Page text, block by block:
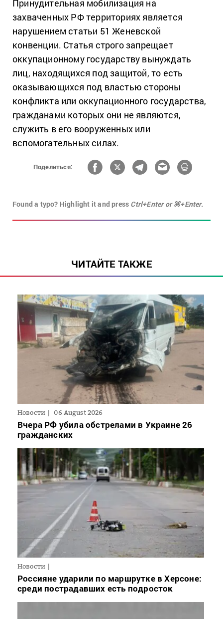
Принудительная мобилизация на
захваченных РФ территориях является
нарушением статьи 51 Женевской
конвенции. Статья строго запрещает
оккупационному государству вынуждать
лиц, находящихся под защитой, то есть
оказывающихся под властью стороны
конфликта или оккупационного государства,
гражданами которых они не являются,
служить в его вооруженных или
вспомогательных силах.
Поделиться:
Found a typo? Highlight it and press Ctrl+Enter or ⌘+Enter.
ЧИТАЙТЕ ТАКЖЕ
Новости 06 August 2026
Вчера РФ убила обстрелами в Украине 26
гражданских
Новости
Россияне ударили по маршрутке в Херсоне:
среди пострадавших есть подросток